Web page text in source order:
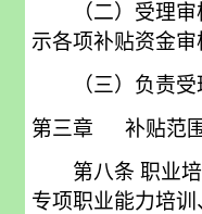
（二）受理审
示各项补贴资金
（三）负责受
第三章 补贴范
第八条 职业培
专项职业能力培